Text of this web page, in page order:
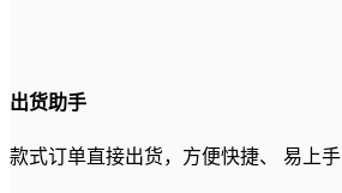
出货助手
款式订单直接出货，方便快捷、 易上手